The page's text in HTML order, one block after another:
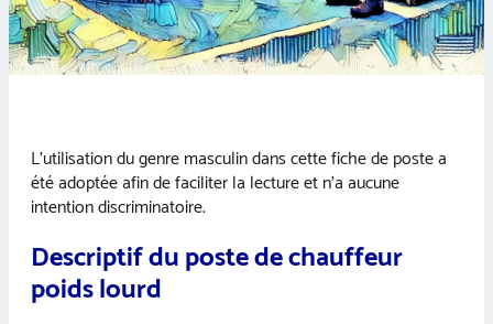
L’utilisation du genre masculin dans cette fiche de poste a
été adoptée afin de faciliter la lecture et n’a aucune
intention discriminatoire.
Descriptif du poste de chauffeur
poids lourd